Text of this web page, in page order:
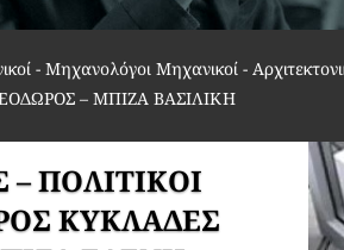
- Μηχανολόγοι Μηχανικοί -
– ΜΠΙΖΑ ΒΑΣΙΛΙΚΗ
ΠΟΛΙΤΙΚΟΙ
ΚΥΚΛΑΔΕΣ